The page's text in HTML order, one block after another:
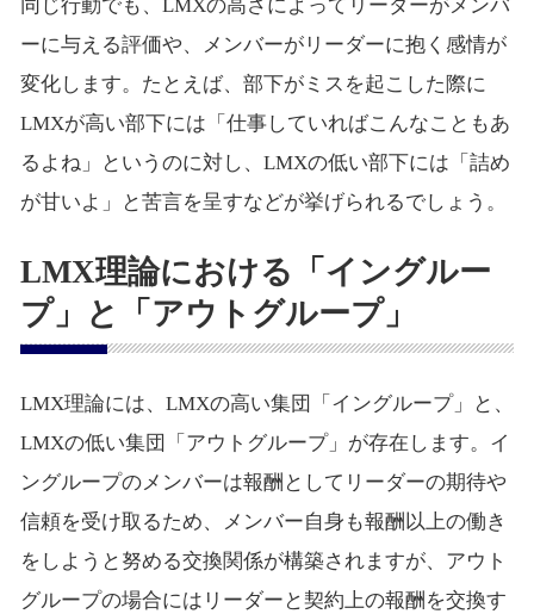
同じ行動でも、LMXの高さによってリーダーがメンバ
ーに与える評価や、メンバーがリーダーに抱く感情が
変化します。たとえば、部下がミスを起こした際に
LMXが高い部下には「仕事していればこんなこともあ
るよね」というのに対し、LMXの低い部下には「詰め
が甘いよ」と苦言を呈すなどが挙げられるでしょう。
LMX理論における「イングルー
プ」と「アウトグループ」
LMX理論には、LMXの高い集団「イングループ」と、
LMXの低い集団「アウトグループ」が存在します。イ
ングループのメンバーは報酬としてリーダーの期待や
信頼を受け取るため、メンバー自身も報酬以上の働き
をしようと努める交換関係が構築されますが、アウト
グループの場合にはリーダーと契約上の報酬を交換す